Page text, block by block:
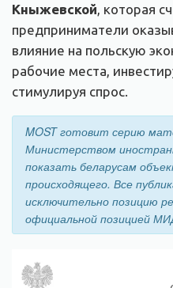
Кныжевской , которая
предприниматели
влияние на польскую
рабочие места,
стимулируя спрос.
MOST готовит серию
Министерством
показать беларусам
происходящего. Все
исключительно позицию
официальной позицией